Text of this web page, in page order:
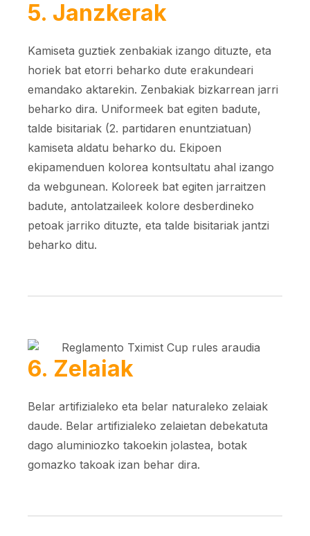
5. Janzkerak
Kamiseta guztiek zenbakiak izango dituzte, eta
horiek bat etorri beharko dute erakundeari
emandako aktarekin. Zenbakiak bizkarrean jarri
beharko dira. Uniformeek bat egiten badute,
talde bisitariak (2. partidaren enuntziatuan)
kamiseta aldatu beharko du. Ekipoen
ekipamenduen kolorea kontsultatu ahal izango
da webgunean. Koloreek bat egiten jarraitzen
badute, antolatzaileek kolore desberdineko
petoak jarriko dituzte, eta talde bisitariak jantzi
beharko ditu.
6. Zelaiak
Belar artifizialeko eta belar naturaleko zelaiak
daude. Belar artifizialeko zelaietan debekatuta
dago aluminiozko takoekin jolastea, botak
gomazko takoak izan behar dira.